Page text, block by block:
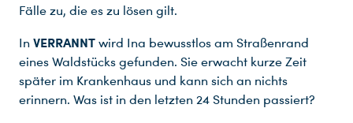
Fälle zu, die es zu lösen gilt.
In VERRANNT wird Ina bewusstlos am Straßenrand
eines Waldstücks gefunden. Sie erwacht kurze Zeit
später im Krankenhaus und kann sich an nichts
erinnern. Was ist in den letzten 24 Stunden passiert?